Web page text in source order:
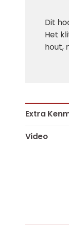
Dit
Het
hout,
Extra
Video